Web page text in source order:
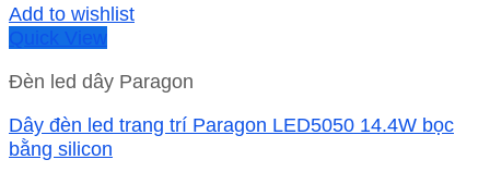
Add to wishlist
Quick View
Đèn led dây Paragon
Dây đèn led trang trí Paragon LED5050 14.4W bọc
bằng silicon